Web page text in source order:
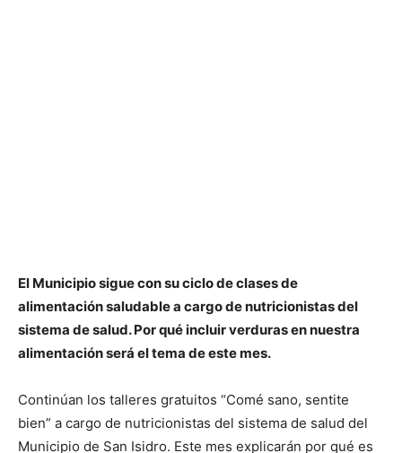
El Municipio sigue con su ciclo de clases de
alimentación saludable a cargo de nutricionistas del
sistema de salud. Por qué incluir verduras en nuestra
alimentación será el tema de este mes.
Continúan los talleres gratuitos “Comé sano, sentite
bien” a cargo de nutricionistas del sistema de salud del
Municipio de San Isidro. Este mes explicarán por qué es